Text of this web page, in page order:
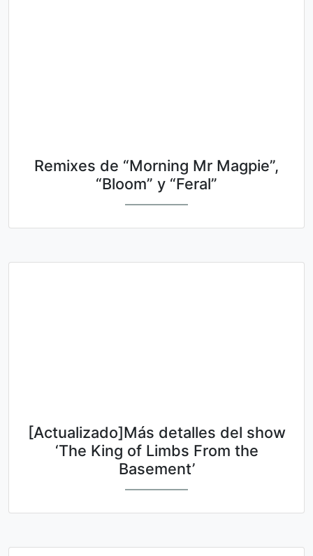
Remixes de “Morning Mr Magpie”,
“Bloom” y “Feral”
[Actualizado]Más detalles del show
‘The King of Limbs From the
Basement’